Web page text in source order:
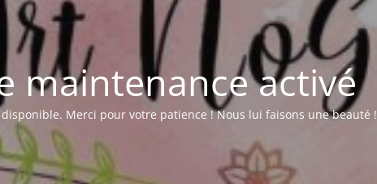
maintenance activé
Merci pour votre patience ! Nous lui faisons une beauté !